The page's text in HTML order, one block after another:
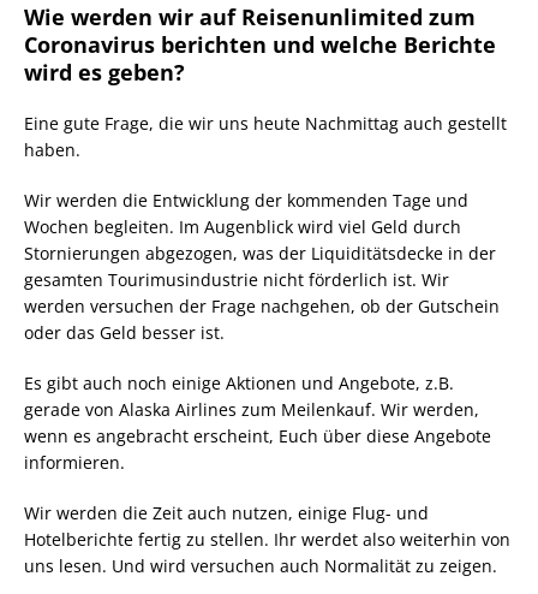
Wie werden wir auf Reisenunlimited zum
Coronavirus berichten und welche Berichte
wird es geben?
Eine gute Frage, die wir uns heute Nachmittag auch gestellt
haben.
Wir werden die Entwicklung der kommenden Tage und
Wochen begleiten. Im Augenblick wird viel Geld durch
Stornierungen abgezogen, was der Liquiditätsdecke in der
gesamten Tourimusindustrie nicht förderlich ist. Wir
werden versuchen der Frage nachgehen, ob der Gutschein
oder das Geld besser ist.
Es gibt auch noch einige Aktionen und Angebote, z.B.
gerade von Alaska Airlines zum Meilenkauf. Wir werden,
wenn es angebracht erscheint, Euch über diese Angebote
informieren.
Wir werden die Zeit auch nutzen, einige Flug- und
Hotelberichte fertig zu stellen. Ihr werdet also weiterhin von
uns lesen. Und wird versuchen auch Normalität zu zeigen.